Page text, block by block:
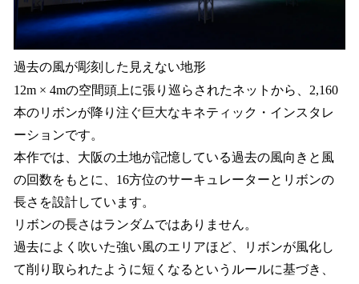
過去の風が彫刻した見えない地形
12m × 4mの空間頭上に張り巡らされたネットから、2,160
本のリボンが降り注ぐ巨大なキネティック・インスタレ
ーションです。
本作では、大阪の土地が記憶している過去の風向きと風
の回数をもとに、16方位のサーキュレーターとリボンの
長さを設計しています。
リボンの長さはランダムではありません。
過去によく吹いた強い風のエリアほど、リボンが風化し
て削り取られたように短くなるというルールに基づき、